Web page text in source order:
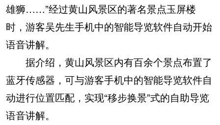
雄狮……”经过黄山风景区的著名景点玉屏楼
时，游客吴先生手机中的智能导览软件自动开始
语音讲解。
据介绍，黄山风景区内有百余个景点布置了
蓝牙传感器，可与游客手机中的智能导览软件自
动进行位置匹配，实现“移步换景”式的自助导览
语音讲解。